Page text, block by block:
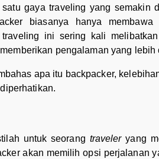
gaya traveling yang semakin
biasanya hanya
ini sering kali
pengalaman yang lebih
apa itu backpacker,
untuk seorang traveleryang
akan memilih opsi perjalanan